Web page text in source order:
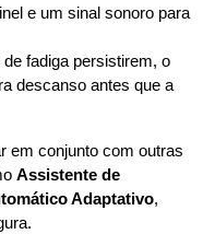
e um sinal sonoro para
fadiga persistirem, o
descanso antes que a
em conjunto com outras
Assistente de
Adaptativo,